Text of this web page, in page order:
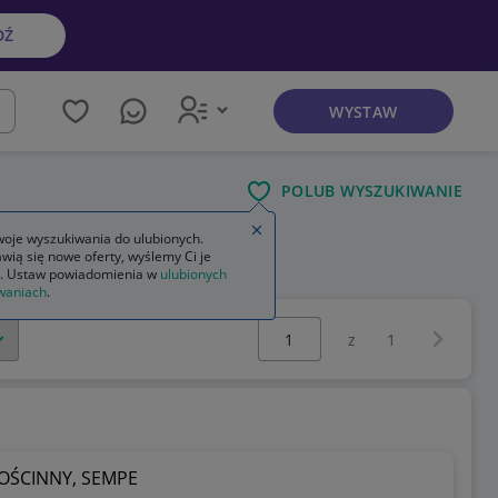
WYSTAW
POLUB WYSZUKIWANIE
Wybierz stronę:
z 1
SEMPE
wyszukiwania do ulubionych.
się nowe oferty, wyślemy Ci je
Ustaw powiadomienia w ulubionych
.
Zamknij wskazówkę